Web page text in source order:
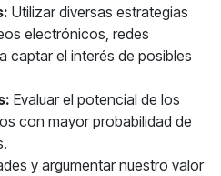
Utilizar diversas estrategias
electrónicos, redes
captar el interés de posibles
Evaluar el potencial de los
con mayor probabilidad de
y argumentar nuestro valor